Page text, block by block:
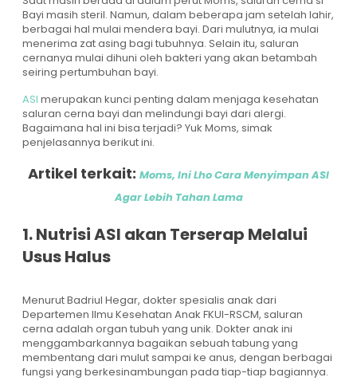
Bayi masih steril. Namun, dalam beberapa jam setelah lahir,
berbagai hal mulai mendera bayi. Dari mulutnya, ia mulai
menerima zat asing bagi tubuhnya. Selain itu, saluran
cernanya mulai dihuni oleh bakteri yang akan betambah
seiring pertumbuhan bayi.
ASI merupakan kunci penting dalam menjaga kesehatan
saluran cerna bayi dan melindungi bayi dari alergi.
Bagaimana hal ini bisa terjadi? Yuk Moms, simak
penjelasannya berikut ini.
Artikel terkait: Moms, Ini Lho Cara Menyimpan ASI
Agar Lebih Tahan Lama
1. Nutrisi ASI akan Terserap Melalui
Usus Halus
Menurut Badriul Hegar, dokter spesialis anak dari
Departemen Ilmu Kesehatan Anak FKUI-RSCM, saluran
cerna adalah organ tubuh yang unik. Dokter anak ini
menggambarkannya bagaikan sebuah tabung yang
membentang dari mulut sampai ke anus, dengan berbagai
fungsi yang berkesinambungan pada tiap-tiap bagiannya.